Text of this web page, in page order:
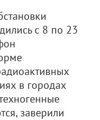
с 8 по 23
в городах
заверили